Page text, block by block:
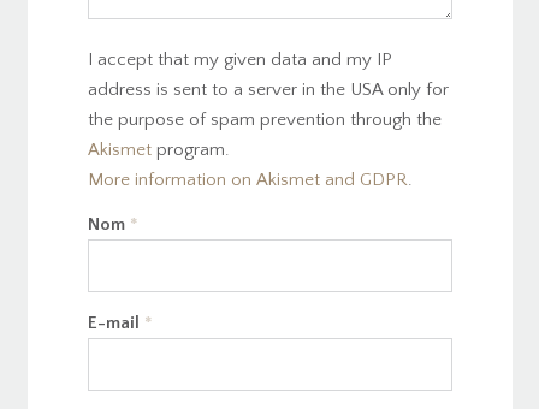
I accept that my given data and my IP
address is sent to a server in the USA only for
the purpose of spam prevention through the
Akismetprogram.
More information on Akismet and GDPR.
Nom *
E-mail *